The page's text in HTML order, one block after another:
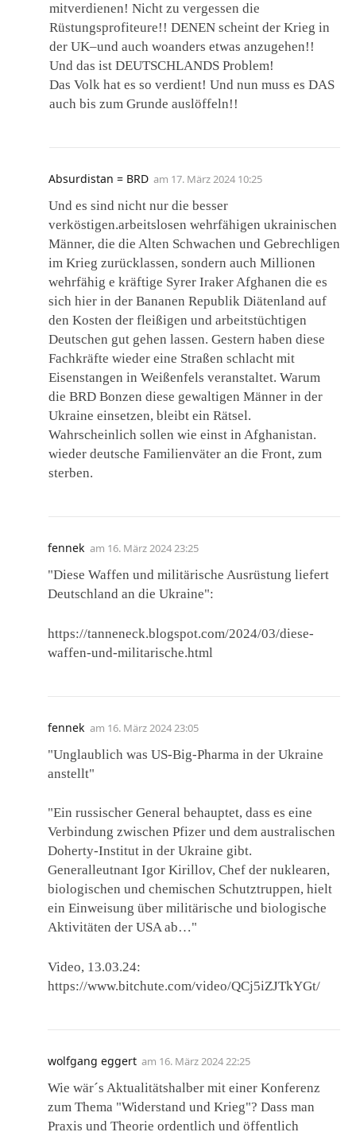
mitverdienen! Nicht zu vergessen die
Rüstungsprofiteure!! DENEN scheint der Krieg in
der UK–und auch woanders etwas anzugehen!!
Und das ist DEUTSCHLANDS Problem!
Das Volk hat es so verdient! Und nun muss es DAS
auch bis zum Grunde auslöffeln!!
Absurdistan = BRD am 17. März 2024 10:25
Und es sind nicht nur die besser
verköstigen.arbeitslosen wehrfähigen ukrainischen
Männer, die die Alten Schwachen und Gebrechligen
im Krieg zurücklassen, sondern auch Millionen
wehrfähig e kräftige Syrer Iraker Afghanen die es
sich hier in der Bananen Republik Diätenland auf
den Kosten der fleißigen und arbeitstüchtigen
Deutschen gut gehen lassen. Gestern haben diese
Fachkräfte wieder eine Straßen schlacht mit
Eisenstangen in Weißenfels veranstaltet. Warum
die BRD Bonzen diese gewaltigen Männer in der
Ukraine einsetzen, bleibt ein Rätsel.
Wahrscheinlich sollen wie einst in Afghanistan.
wieder deutsche Familienväter an die Front, zum
sterben.
fennek am 16. März 2024 23:25
"Diese Waffen und militärische Ausrüstung liefert
Deutschland an die Ukraine":
https://tanneneck.blogspot.com/2024/03/diese-
waffen-und-militarische.html
fennek am 16. März 2024 23:05
"Unglaublich was US-Big-Pharma in der Ukraine
anstellt"
"Ein russischer General behauptet, dass es eine
Verbindung zwischen Pfizer und dem australischen
Doherty-Institut in der Ukraine gibt.
Generalleutnant Igor Kirillov, Chef der nuklearen,
biologischen und chemischen Schutztruppen, hielt
ein Einweisung über militärische und biologische
Aktivitäten der USA ab…"
Video, 13.03.24:
https://www.bitchute.com/video/QCj5iZJTkYGt/
wolfgang eggert am 16. März 2024 22:25
Wie wär´s Aktualitätshalber mit einer Konferenz
zum Thema "Widerstand und Krieg"? Dass man
Praxis und Theorie ordentlich und öffentlich